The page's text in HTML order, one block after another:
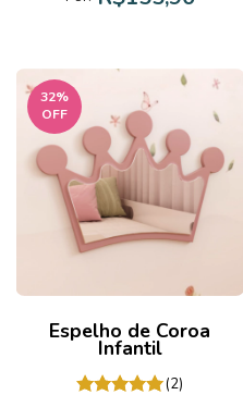
32%
OFF
Espelho de Coroa
Infantil
(2)